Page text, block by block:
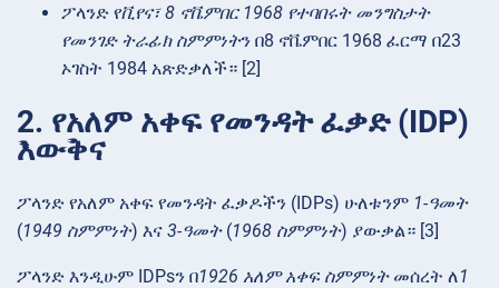
ፖላንድ የቪየና፣ 8 ኖቬምበር 1968 የተባበሩት መንግስታት
የመንገድ ትራፊክ ስምምነትን በ8 ኖቬምበር 1968 ፈርማ በ23
ኦገስት 1984 አጽድቃለች። [2]
2. የአለም አቀፍ የመንዳት ፈቃድ (IDP)
እውቅና
ፖላንድ የአለም አቀፍ የመንዳት ፈቃዶችን (IDPs) ሁለቱንም 1-ዓመት
(1949 ስምምነት) እና 3-ዓመት(1968 ስምምነት) ያውቃል። [3]
ፖላንድ እንዲሁም IDPsን በ1926 አለም አቀፍ ስምምነትመሰረት ለ1